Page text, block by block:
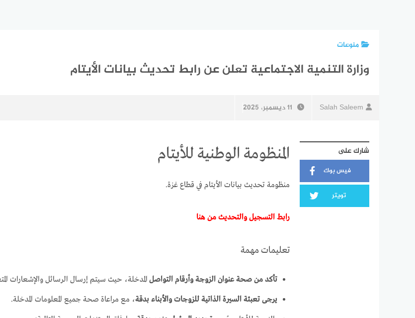
منوعات
وزارة التنمية الاجتماعية تعلن عن رابط تحديث بيانات الأيتام
Salah Saleem 11 ديسمبر، 2025
شارك على
فيس بوك
تويتر
المنظومة الوطنية للأيتام
منظومة تحديث بيانات الأيتام في قطاع غزة.
رابط التسجيل والتحديث من هنا
تعليمات مهمة
تأكد من صحة عنوان الزوجة وأرقام التواصلالمدخلة، حيث سيتم إرسال الرسائل والإشعارات
يرجى تعبئة السيرة الذاتية للزوجات والأبناء بدقة، مع مراعاة صحة جميع المعلومات المدخلة.